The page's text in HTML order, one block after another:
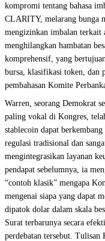
kompromi tentang bahasa
CLARITY, melarang bunga
mengizinkan imbalan terkait
menghilangkan hambatan
komprehensif, yang
bursa, klasifikasi token, dan
pembahasan Komite
Warren, seorang Demokrat
paling vokal di Kongres,
stablecoin dapat
regulasi tradisional dan
mengintegrasikan layanan
pendapat sebelumnya, ia
“contoh klasik” mengapa
mengenai siapa yang dapat
dipatok dolar dalam skala
Surat terbarunya secara
perdebatan tersebut.